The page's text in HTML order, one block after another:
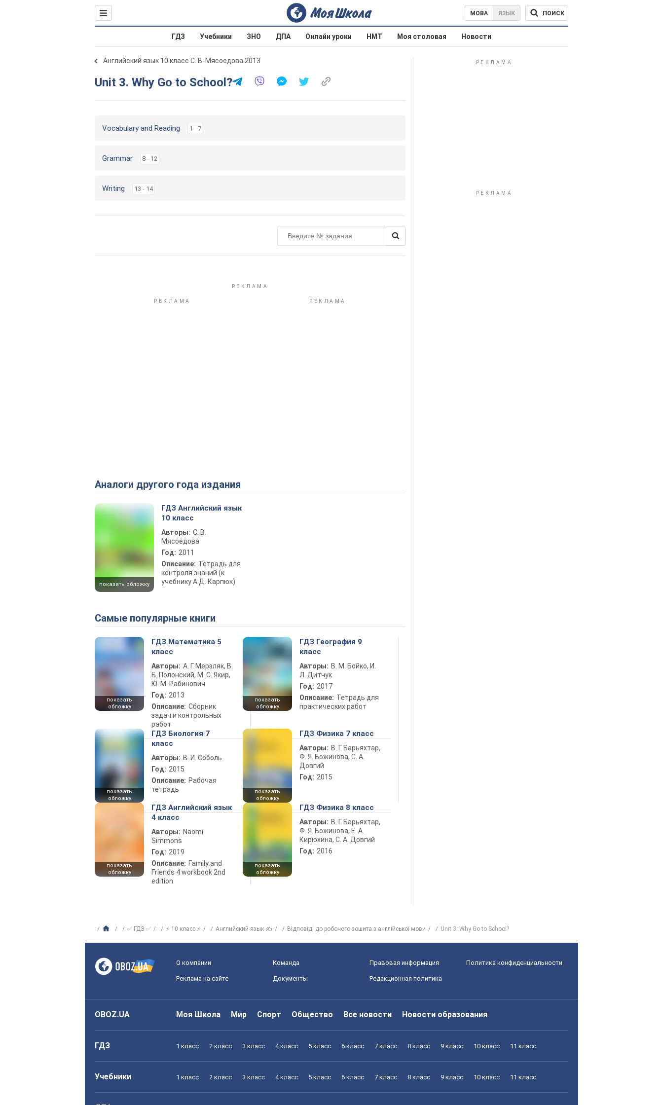
МОВА ЯЗЫК ПОИСК
ГДЗ Учебники ЗНО ДПА Онлайн уроки НМТ Моя столовая Новости
Английский язык 10 класс С. В. Мясоедова 2013
Unit 3. Why Go to School?
Vocabulary and Reading 1 - 7
Grammar 8 - 12
Writing 13 - 14
Аналоги другого года издания
показать обложку
ГДЗ Английский язык
10 класс
Авторы: С. В.
Мясоедова
Год: 2011
Описание: Тетрадь для
контроля знаний (к
учебнику А.Д. Карпюк)
Самые популярные книги
показать
обложку
ГДЗ Математика 5
класс
Авторы: А. Г. Мерзляк, В.
Б. Полонский, М. С. Якир,
Ю. М. Рабинович
Год: 2013
Описание: Сборник
задач и контрольных
работ
показать
обложку
ГДЗ География 9
класс
Авторы: В. М. Бойко, И.
Л. Дитчук
Год: 2017
Описание: Тетрадь для
практических работ
показать
обложку
ГДЗ Биология 7
класс
Авторы: В. И. Соболь
Год: 2015
Описание: Рабочая
тетрадь
показать
обложку
ГДЗ Физика 7 класс
Авторы: В. Г. Барьяхтар,
Ф. Я. Божинова, С. А.
Довгий
Год: 2015
показать
обложку
ГДЗ Английский язык
4 класс
Авторы: Naomi
Simmons
Год: 2019
Описание: Family and
Friends 4 workbook 2nd
edition
показать
обложку
ГДЗ Физика 8 класс
Авторы: В. Г. Барьяхтар,
Ф. Я. Божинова, Е. А.
Кирюхина, С. А. Довгий
Год: 2016
✅ ГДЗ ✅ ⚡ 10 класс ⚡ Английский язык ✍ Відповіді до робочого зошита з англійської мови Unit 3. Why Go to School?
О компании Команда Правовая информация Политика конфиденциальности
Реклама на сайте Документы Редакционная политика
OBOZ.UA Моя Школа Мир Спорт Общество Все новости Новости образования
ГДЗ 1 класс 2 класс 3 класс 4 класс 5 класс 6 класс 7 класс 8 класс 9 класс 10 класс 11 класс
Учебники 1 класс 2 класс 3 класс 4 класс 5 класс 6 класс 7 класс 8 класс 9 класс 10 класс 11 класс